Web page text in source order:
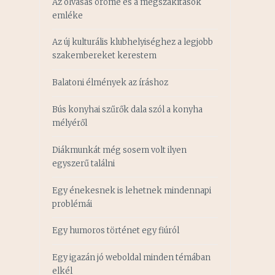
emléke
Az új kulturális klubhelyiséghez a legjobb
szakembereket kerestem
Balatoni élmények az íráshoz
Bús konyhai szűrők dala szól a konyha
mélyéről
Diákmunkát még sosem volt ilyen
egyszerű találni
Egy énekesnek is lehetnek mindennapi
problémái
Egy humoros történet egy fiúról
Egy igazán jó weboldal minden témában
elkél